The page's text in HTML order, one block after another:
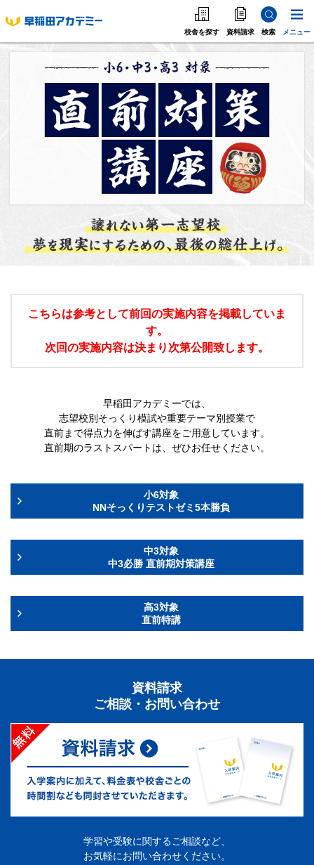
校舎を探す 資料請求 検索 メニュー
中学受験
高校受験
大学受験
英語教室
こちらは参考として前回の実施内容を掲載していま
す。
次回の実施内容は決まり次第公開致します。
早稲田アカデミーでは、
志望校別そっくり模試や重要テーマ別授業で
直前まで得点力を伸ばす講座をご用意しています。
直前期のラストスパートは、ぜひお任せください。
小6対象
NNそっくりテストゼミ5本勝負
中3対象
中3必勝 直前期対策講座
高3対象
直前特講
資料請求
ご相談・お問い合わせ
学習や受験に関するご相談など、
お気軽にお問い合わせください。